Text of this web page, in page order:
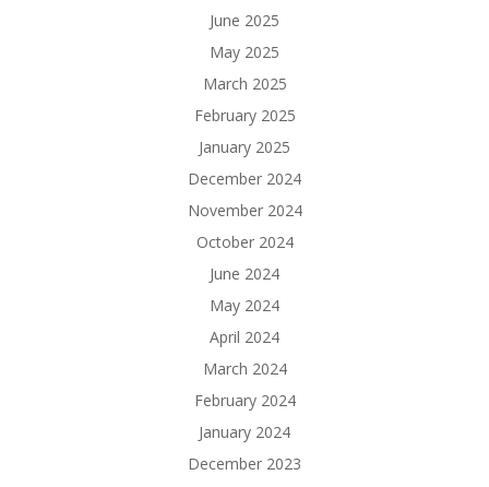
June 2025
May 2025
March 2025
February 2025
January 2025
December 2024
November 2024
October 2024
June 2024
May 2024
April 2024
March 2024
February 2024
January 2024
December 2023